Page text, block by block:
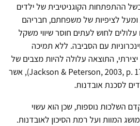
ההתפתחות הקוגניטיבית של ילדים
לציפיות של משפחתם, חבריהם
עלולים לחוש לעתים חוסר שיווי משקל
עם הסביבה. ללא תמיכה
התוצאה עלולה להיות מצבים של
חרדה, דיכאון ועוד (Jackson & Peterson, 2003, p. 177), אשר
לסכנת אובדנות.
השלכות נוספות, שכן הוא עשוי
המוות ועל רמת הסיכון לאובדנות.